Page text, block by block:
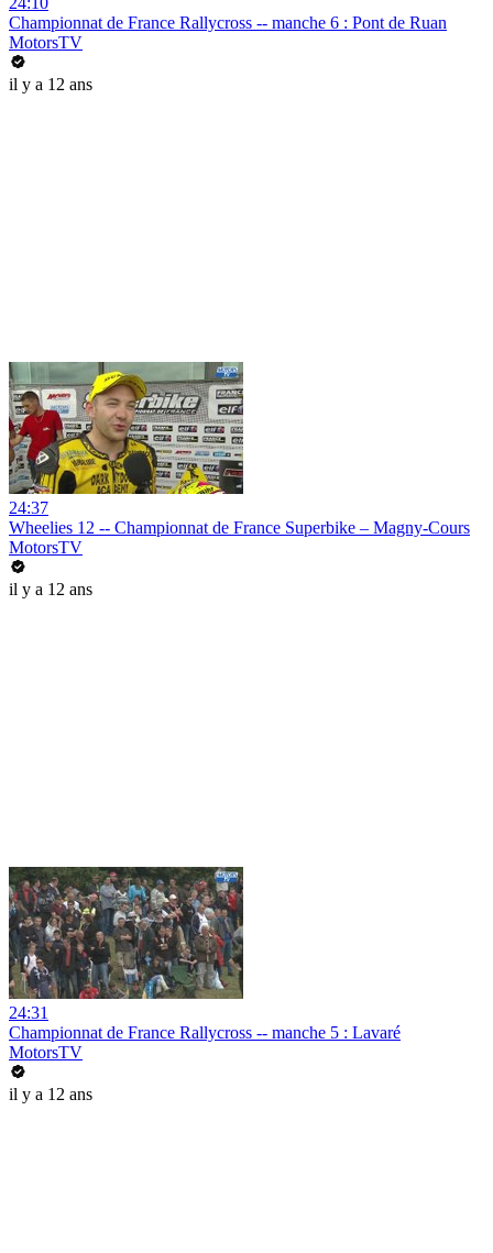
Championnat de France Rallycross -- manche 6 : Pont de Ruan
MotorsTV
il y a 12 ans
24:37
Wheelies 12 -- Championnat de France Superbike – Magny-Cours
MotorsTV
il y a 12 ans
24:31
Championnat de France Rallycross -- manche 5 : Lavaré
MotorsTV
il y a 12 ans